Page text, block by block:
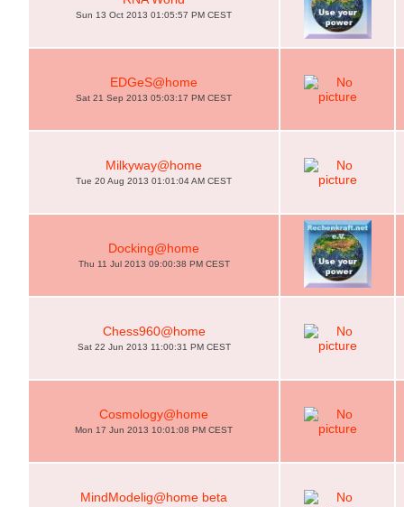
Sun 13 Oct 2013 01:05:57 PM CEST
EDGeS@home
Sat 21 Sep 2013 05:03:17 PM CEST
Milkyway@home
Tue 20 Aug 2013 01:01:04 AM CEST
Docking@home
Thu 11 Jul 2013 09:00:38 PM CEST
Chess960@home
Sat 22 Jun 2013 11:00:31 PM CEST
Cosmology@home
Mon 17 Jun 2013 10:01:08 PM CEST
MindModelig@home beta